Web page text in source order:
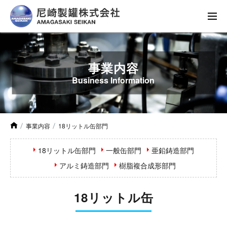
事業内容
Business Information
事業内容 18リットル缶部門
18リットル缶部門 一般缶部門
亜鉛鋳造部門
アルミ鋳造部門
樹脂複合成形部門
18リットル缶